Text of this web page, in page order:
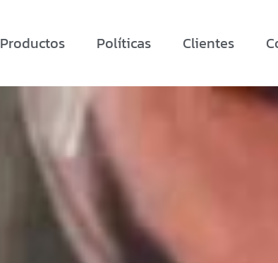
Productos Políticas Clientes